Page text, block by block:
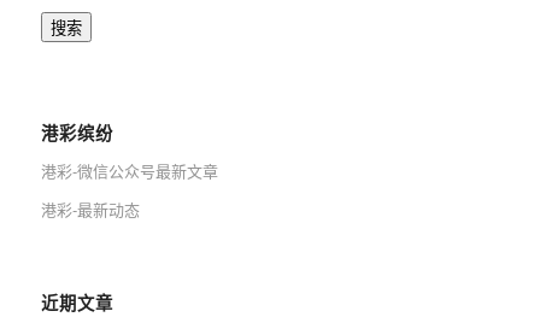
搜索
港彩缤纷
港彩-微信公众号最新文章
港彩-最新动态
近期文章